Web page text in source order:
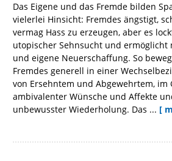
Das Eigene und das Fremde bilden
vielerlei Hinsicht: Fremdes ängstigt,
vermag Hass zu erzeugen, aber es
utopischer Sehnsucht und ermöglicht
und eigene Neuerschaffung. So
Fremdes generell in einer
von Ersehntem und Abgewehrtem,
ambivalenter Wünsche und Affekte
unbewusster Wiederholung. Das ... [